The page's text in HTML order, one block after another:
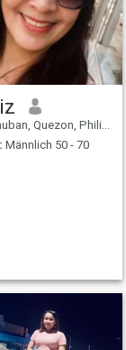
Quezon, Philippinen
Männlich 50 - 70